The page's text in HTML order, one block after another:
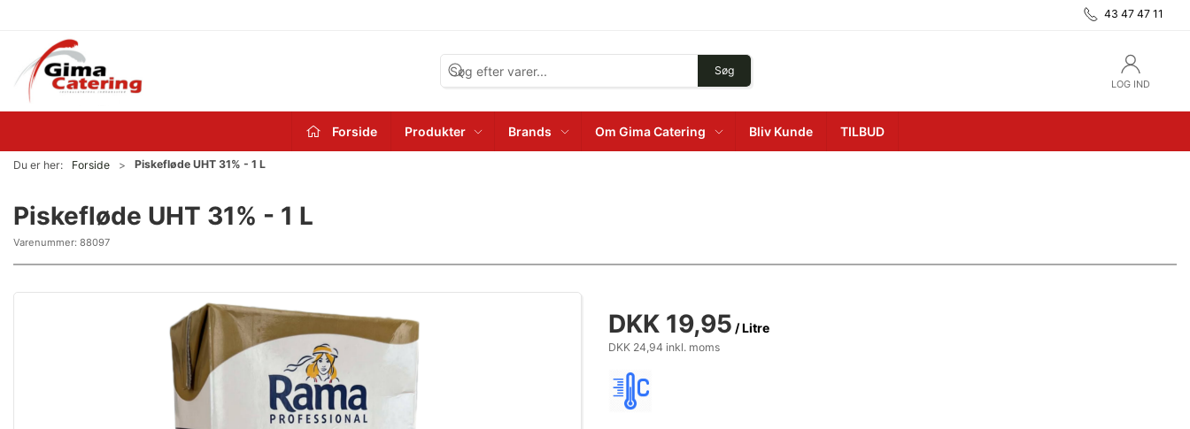
43 47 47 11
Søg
LOG IND
Forside Produkter Brands Om Gima Catering Bliv Kunde TILBUD
Du er her: Forside Piskefløde UHT 31% - 1 L
Piskefløde UHT 31% - 1 L
Varenummer: 88097
DKK 19,95 / Litre
DKK 24,94 inkl. moms